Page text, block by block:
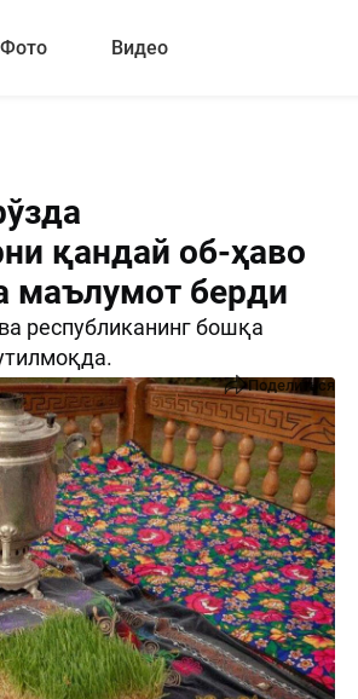
Фото Видео
қандай об-ҳаво
маълумот берди
республиканинг бошқа
Поделиться